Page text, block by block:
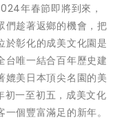
年春節即將到來，
們趁著返鄉的機會，把
於彰化的成美文化園是
台唯一結合百年歷史建
媲美日本頂尖名園的美
一至初五，成美文化
個豐富滿足的新年。